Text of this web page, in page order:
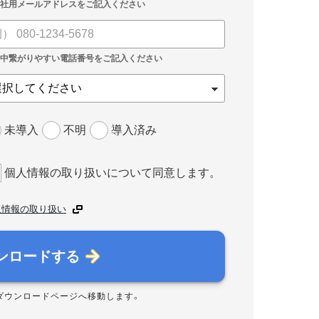
未導入 不明 導入済み
個人情報の取り扱いについて同意します。
報の取り扱い
ロードする
ウンロードページへ移動します。